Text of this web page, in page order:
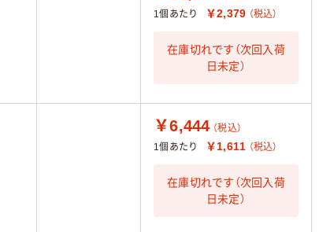
1個あたり
￥2,379 （税込）
在庫切れです（次回入荷
日未定）
￥6,444 （税込）
1個あたり
￥1,611 （税込）
在庫切れです（次回入荷
日未定）